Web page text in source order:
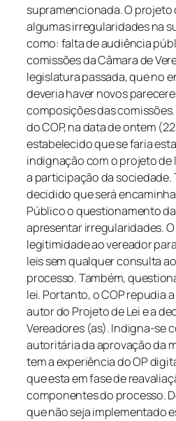
supramencionada.O projeto
algumas irregularidades na
como: falta de audiência
comissões da Câmara de
legislatura passada, que no
deveria haver novos
composições das comissões.
do COP, na data de ontem
estabelecido que se faria
indignação com o projeto de
a participação da sociedade.
decidido que será
Público o questionamento
apresentar irregularidades.
legitimidade ao vereador
leis sem qualquer consulta
processo. Também,
lei. Portanto, o COP repudia
autor do Projeto de Lei e a
Vereadores (as). Indigna-se
autoritária da aprovação da
tem a experiência do OP
que esta em fase de
componentes do processo.
que não seja implementado